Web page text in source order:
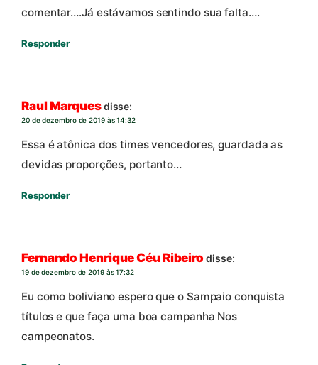
comentar….Já estávamos sentindo sua falta….
Responder
Raul Marquesdisse:
20 de dezembro de 2019 às 14:32
Essa é atônica dos times vencedores, guardada as
devidas proporções, portanto…
Responder
Fernando Henrique Céu Ribeiro disse:
19 de dezembro de 2019 às 17:32
Eu como boliviano espero que o Sampaio conquista
títulos e que faça uma boa campanha Nos
campeonatos.